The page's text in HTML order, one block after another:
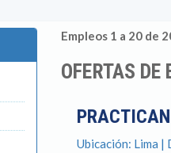
Empleos 1 a 20 de
OFERTAS DE
Ubicación: Lima |